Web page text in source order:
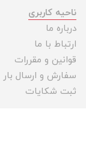
ناحیه کاربری
درباره ما
ارتباط با ما
قوانین و مقررات
سفارش و ارسال بار
ثبت شکایات